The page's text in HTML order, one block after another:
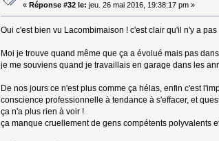
« Réponse #32 le: jeu. 26 mai 2016, 19:38:17 pm »
Oui c'est bien vu Lacombimaison ! c'est clair qu'il n'y a
Moi je trouve quand même que ça a évolué mais pas
je me souviens quand je travaillais en garage dans les
De nos jours ce n'est plus comme ça hélas, enfin c'est
conscience professionnelle à tendance à s'effacer, et
ça n'a plus rien à voir !
ça manque cruellement de gens compétents polyvalents